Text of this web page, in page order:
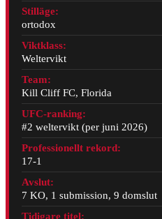
Stilläge:
ortodox
Viktklass:
Weltervikt
Team:
Kill Cliff FC, Florida
UFC-ranking:
#2 weltervikt (per juni 2026)
Professionellt rekord:
17-1
Avslut:
7 KO, 1 submission, 9 domslut
Tidigare titel: